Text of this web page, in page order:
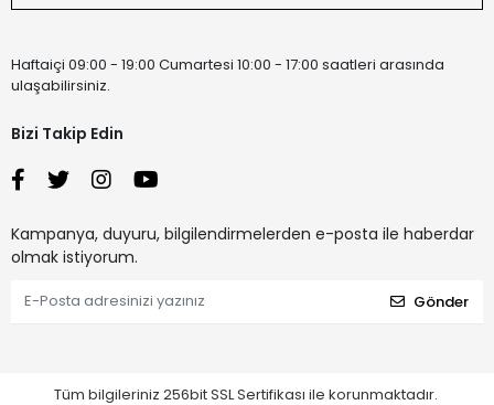
Haftaiçi 09:00 - 19:00 Cumartesi 10:00 - 17:00 saatleri arasında
ulaşabilirsiniz.
Bizi Takip Edin
Kampanya, duyuru, bilgilendirmelerden e-posta ile haberdar
olmak istiyorum.
Gönder
Tüm bilgileriniz 256bit SSL Sertifikası ile korunmaktadır.